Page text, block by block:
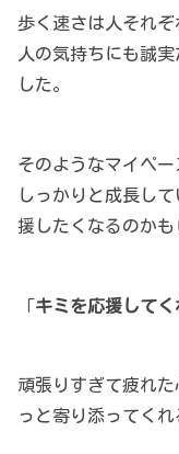
歩く速さは人それ
人の気持ちにも誠
した。
そのようなマイペー
しっかりと成長し
援したくなるのかも
「キミを応援してく
頑張りすぎて疲れ
っと寄り添ってくれ